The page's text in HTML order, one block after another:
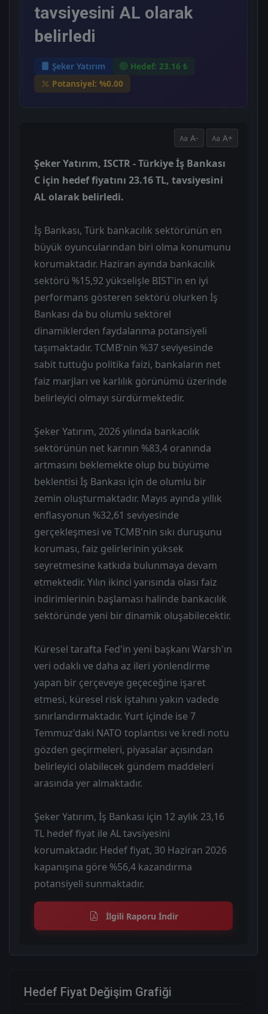
tavsiyesini AL olarak
belirledi
Şeker Yatırım
Hedef: 23.16 ₺
Potansiyel: %0.00
A- A+
Şeker Yatırım, ISCTR - Türkiye İş Bankası
C için hedef fiyatını 23.16 TL, tavsiyesini
AL olarak belirledi.
İş Bankası, Türk bankacılık sektörünün en
büyük oyuncularından biri olma konumunu
korumaktadır. Haziran ayında bankacılık
sektörü %15,92 yükselişle BIST'in en iyi
performans gösteren sektörü olurken İş
Bankası da bu olumlu sektörel
dinamiklerden faydalanma potansiyeli
taşımaktadır. TCMB'nin %37 seviyesinde
sabit tuttuğu politika faizi, bankaların net
faiz marjları ve karlılık görünümü üzerinde
belirleyici olmayı sürdürmektedir.
Şeker Yatırım, 2026 yılında bankacılık
sektörünün net karının %83,4 oranında
artmasını beklemekte olup bu büyüme
beklentisi İş Bankası için de olumlu bir
zemin oluşturmaktadır. Mayıs ayında yıllık
enflasyonun %32,61 seviyesinde
gerçekleşmesi ve TCMB'nin sıkı duruşunu
koruması, faiz gelirlerinin yüksek
seyretmesine katkıda bulunmaya devam
etmektedir. Yılın ikinci yarısında olası faiz
indirimlerinin başlaması halinde bankacılık
sektöründe yeni bir dinamik oluşabilecektir.
Küresel tarafta Fed'in yeni başkanı Warsh'ın
veri odaklı ve daha az ileri yönlendirme
yapan bir çerçeveye geçeceğine işaret
etmesi, küresel risk iştahını yakın vadede
sınırlandırmaktadır. Yurt içinde ise 7
Temmuz'daki NATO toplantısı ve kredi notu
gözden geçirmeleri, piyasalar açısından
belirleyici olabilecek gündem maddeleri
arasında yer almaktadır.
Şeker Yatırım, İş Bankası için 12 aylık 23,16
TL hedef fiyat ile AL tavsiyesini
korumaktadır. Hedef fiyat, 30 Haziran 2026
kapanışına göre %56,4 kazandırma
potansiyeli sunmaktadır.
İlgili Raporu İndir
Hedef Fiyat Değişim Grafiği